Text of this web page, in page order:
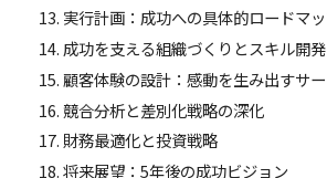
実行計画：成功への具体的ロードマ
成功を支える組織づくりとスキル開発
顧客体験の設計：感動を生み出すサ
競合分析と差別化戦略の深化
財務最適化と投資戦略
将来展望：5年後の成功ビジョン